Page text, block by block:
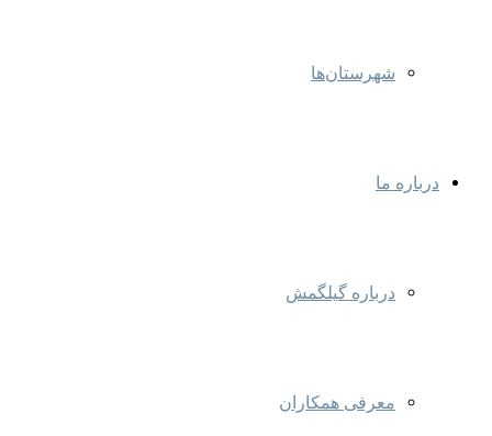
شهرستان‌ها
درباره ما
درباره گیلگمش
معرفی همکاران